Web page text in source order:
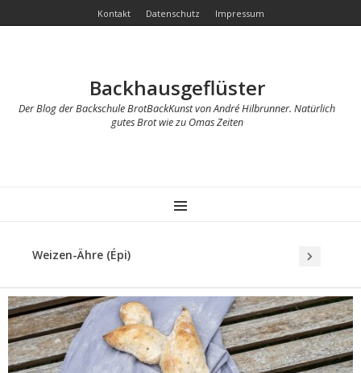
Kontakt Datenschutz Impressum
Backhausgeflüster
Der Blog der Backschule BrotBackKunst von André Hilbrunner. Natürlich
gutes Brot wie zu Omas Zeiten
MENU
Weizen-Ähre (Épi)